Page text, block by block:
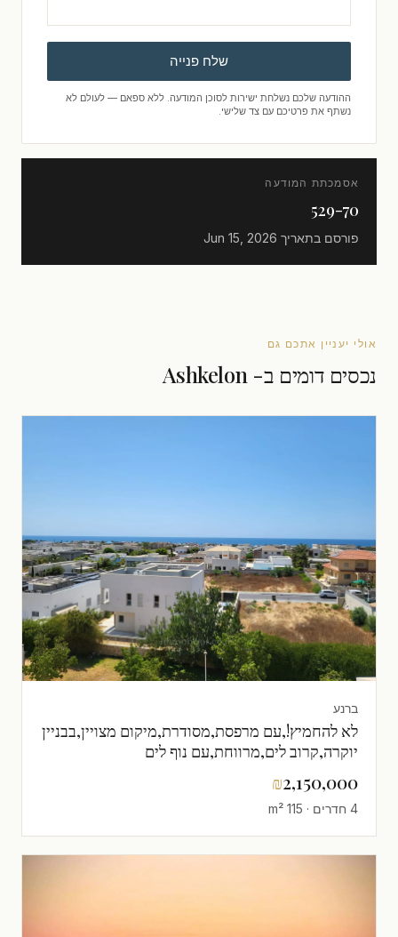
שלח פנייה
ההודעה שלכם נשלחת ישירות לסוכן המודעה. ללא ספאם — לעולם לא
נשתף את פרטיכם עם צד שלישי.
אסמכתת המודעה
529-70
פורסם בתאריך
אולי יעניין אתכם גם
נכסים דומים ב- Ashkelon
ברנע
לא להחמיץ!,עם מרפסת,מסודרת,מיקום מצויין,בבניין
יוקרה,קרוב לים,מרווחת,עם נוף לים
₪2,150,000
4 חדרים · 115 m²